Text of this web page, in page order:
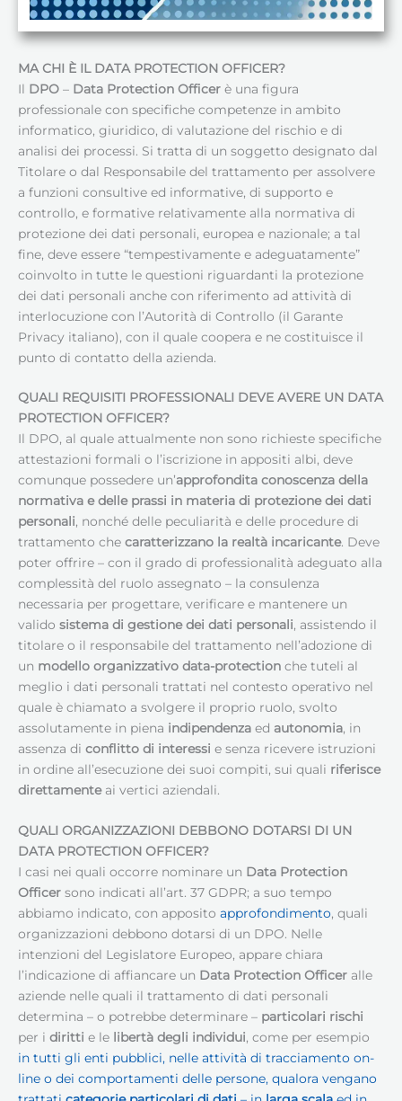
MA CHI È IL DATA PROTECTION OFFICER?
Il DPO – Data Protection Officer è una figura
professionale con specifiche competenze in ambito
informatico, giuridico, di valutazione del rischio e di
analisi dei processi. Si tratta di un soggetto designato dal
Titolare o dal Responsabile del trattamento per assolvere
a funzioni consultive ed informative, di supporto e
controllo, e formative relativamente alla normativa di
protezione dei dati personali, europea e nazionale; a tal
fine, deve essere “tempestivamente e adeguatamente”
coinvolto in tutte le questioni riguardanti la protezione
dei dati personali anche con riferimento ad attività di
interlocuzione con l’Autorità di Controllo (il Garante
Privacy italiano), con il quale coopera e ne costituisce il
punto di contatto della azienda.
QUALI REQUISITI PROFESSIONALI DEVE AVERE UN DATA
PROTECTION OFFICER?
Il DPO, al quale attualmente non sono richieste specifiche
attestazioni formali o l’iscrizione in appositi albi, deve
comunque possedere un’approfondita conoscenza della
normativa e delle prassi in materia di protezione dei dati
personali, nonché delle peculiarità e delle procedure di
trattamento che caratterizzano la realtà incaricante. Deve
poter offrire – con il grado di professionalità adeguato alla
complessità del ruolo assegnato – la consulenza
necessaria per progettare, verificare e mantenere un
valido sistema di gestione dei dati personali, assistendo il
titolare o il responsabile del trattamento nell’adozione di
un modello organizzativo data-protection che tuteli al
meglio i dati personali trattati nel contesto operativo nel
quale è chiamato a svolgere il proprio ruolo, svolto
assolutamente in piena indipendenza ed autonomia, in
assenza di conflitto di interessi e senza ricevere istruzioni
in ordine all’esecuzione dei suoi compiti, sui quali riferisce
direttamenteai vertici aziendali.
QUALI ORGANIZZAZIONI DEBBONO DOTARSI DI UN
DATA PROTECTION OFFICER?
I casi nei quali occorre nominare un Data Protection
Officer sono indicati all’art. 37 GDPR; a suo tempo
abbiamo indicato, con apposito approfondimento, quali
organizzazioni debbono dotarsi di un DPO. Nelle
intenzioni del Legislatore Europeo, appare chiara
l’indicazione di affiancare un Data Protection Officer alle
aziende nelle quali il trattamento di dati personali
determina – o potrebbe determinare – particolari rischi
per i diritti e le libertà degli individui, come per esempio
in tutti gli enti pubblici, nelle attività di tracciamento on-
line o dei comportamenti delle persone, qualora vengano